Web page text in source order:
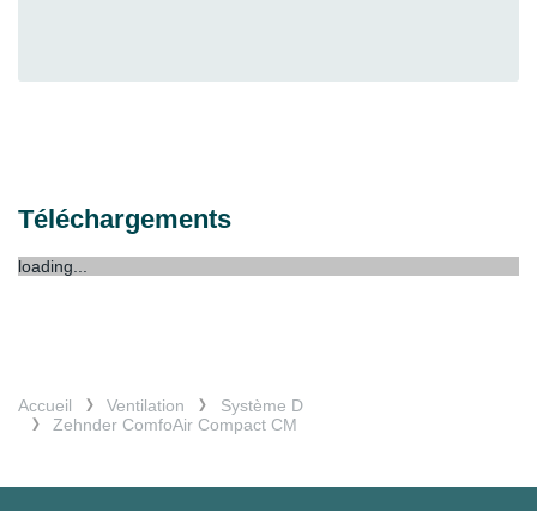
Téléchargements
loading...
Accueil Ventilation
Système D
Zehnder ComfoAir Compact CM